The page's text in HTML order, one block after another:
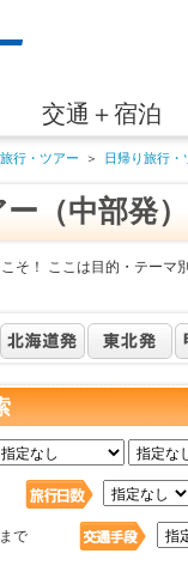
交通＋宿泊
行・ツアー ＞ 日帰り旅行・
（中部発）
そ！ ここは目的・テー
まで